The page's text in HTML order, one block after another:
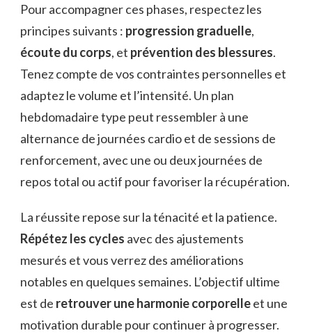
Pour accompagner ces phases, respectez les
principes suivants : progression graduelle,
écoute du corps, et prévention des blessures.
Tenez compte de vos contraintes personnelles et
adaptez le volume et l’intensité. Un plan
hebdomadaire type peut ressembler à une
alternance de journées cardio et de sessions de
renforcement, avec une ou deux journées de
repos total ou actif pour favoriser la récupération.
La réussite repose sur la ténacité et la patience.
Répétez les cycles avec des ajustements
mesurés et vous verrez des améliorations
notables en quelques semaines. L’objectif ultime
est de retrouver une harmonie corporelleet une
motivation durable pour continuer à progresser.